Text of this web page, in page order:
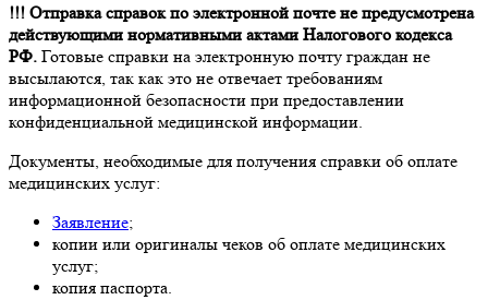
!!! Отправка справок по электронной почте не предусмотрена
действующими нормативными актами Налогового кодекса
РФ. Готовые справки на электронную почту граждан не
высылаются, так как это не отвечает требованиям
информационной безопасности при предоставлении
конфиденциальной медицинской информации.
Документы, необходимые для получения справки об оплате
медицинских услуг:
Заявление;
копии или оригиналы чеков об оплате медицинских
услуг;
копия паспорта.